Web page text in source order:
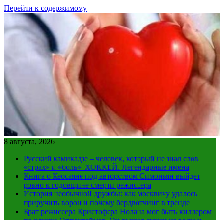
Перейти к содержимому
8 августа, 2026
Русский камикадзе – человек, который не знал слов
«страх» и «боль». ХОККЕЙ. Легендарные имена
Книга о Кеосаяне под авторством Симоньян выйдет
ровно к годовщине смерти режиссера
История необычной дружбы: как москвичу удалось
приручить ворон и почему бердвотчинг в тренде
Брат режиссера Кристофера Нолана мог быть киллером